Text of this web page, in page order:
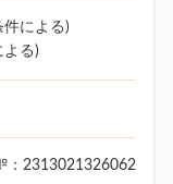
件による)
よる)
2313021326062